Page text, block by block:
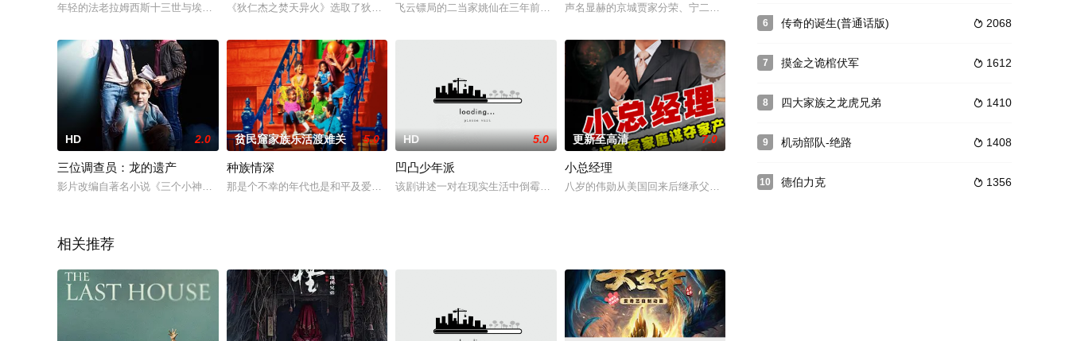
年轻的法老拉姆西斯十三世与埃及神职人员在影响国家事务和国库方面发生冲突。
《狄仁杰之焚天异火》选取了狄仁杰探案经历中最具有特色的篇章之一，截取了公元696年狄仁杰奉旨任魏州刺史的时间点，由蛮族大军攻城背景下的一起
飞云镖局的二当家姚仙在三年前因在押镖的途中遇到一个少年被众人追杀，心生怜悯之心而救了这个少年，也因此得罪了武林黑道。从此之后镖局
声名显赫的京城贾家分荣、宁二府。荣公长孙贾赦，独一子名贾琏。次孙贾政娶王氏，生子名珠，早逝；次女
HD 2.0
三位调查员：龙的遗产
影片改编自著名小说《三个小神探》，讲述了三位小侦探调查员去到特兰西瓦尼亚，追寻德古拉伯爵的足迹的故事。他们三个住在洛杉矶和圣巴巴拉之间沿海
贫民窟家族乐活渡难关 5.0
种族情深
那是个不幸的年代也是和平及爱的年代。在布鲁克林区住着名妇人嘉露莲（阿尔法·沃德饰），她疼爱子女，面对失业的乐师丈夫和五个子女，简直疲于奔命
HD 5.0
凹凸少年派
该剧讲述一对在现实生活中倒霉狼狈的“呆萌兄弟”——顾西和董楠，在一场意外中获得“微超能”，以为能凭此改变各自命运，不料，却卷入深不可测
更新至高清 7.0
小总经理
八岁的伟勋从美国回来后继承父业成了大同集团的总经理。他在善良美丽的午秘书的帮助下粉碎了其姐姐、
相关推荐
6  2068
传奇的诞生(普通话版)
7  1612
摸金之诡棺伏军
8  1410
四大家族之龙虎兄弟
9  1408
机动部队-绝路
10  1356
德伯力克